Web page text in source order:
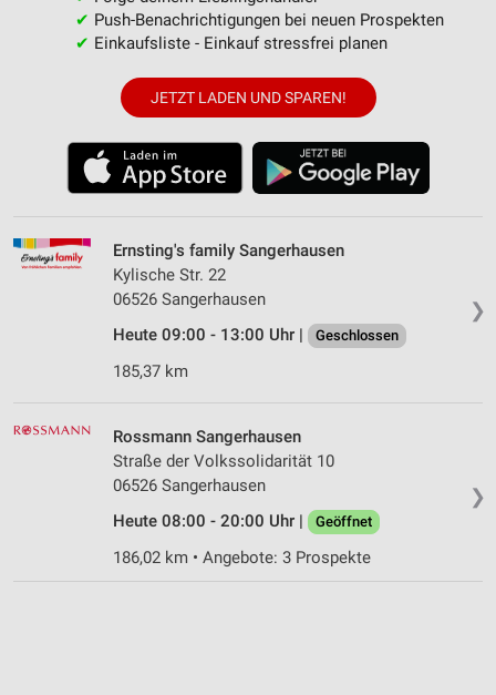
✔ Push-Benachrichtigungen bei neuen Prospekten
✔ Einkaufsliste - Einkauf stressfrei planen
JETZT LADEN UND SPAREN!
❯
Ernsting's family Sangerhausen
Kylische Str. 22
06526 Sangerhausen
Heute 09:00 - 13:00 Uhr |
Geschlossen
185,37 km
❯
Rossmann Sangerhausen
Straße der Volkssolidarität 10
06526 Sangerhausen
Heute 08:00 - 20:00 Uhr |
Geöffnet
186,02 km • Angebote: 3 Prospekte